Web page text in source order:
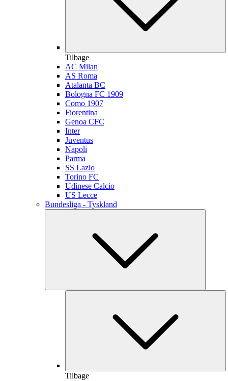
Tilbage
AC Milan
AS Roma
Atalanta BC
Bologna FC 1909
Como 1907
Fiorentina
Genoa CFC
Inter
Juventus
Napoli
Parma
SS Lazio
Torino FC
Udinese Calcio
US Lecce
Bundesliga - Tyskland
Tilbage